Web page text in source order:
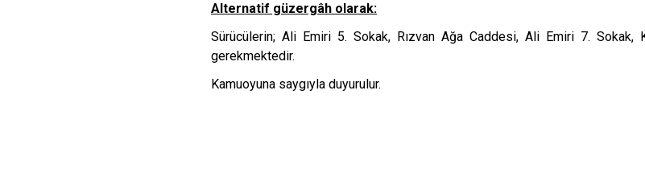
Alternatif güzergâh olarak:
Sürücülerin; Ali Emiri 5. Sokak, Rızvan Ağa Caddesi, Ali Emiri 7. Sokak,
gerekmektedir.
Kamuoyuna saygıyla duyurulur.